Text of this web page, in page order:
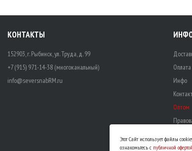
КОНТАКТЫ
152903, г. Рыбинск, ул. Труда, д. 99
+7 (915) 971-14-38 (многоканальный)
info@seversnabRM.ru
Оплата
Инфо
Оптом
Этот Сайт использует файлы
ознакомьтесь с публичной офертой